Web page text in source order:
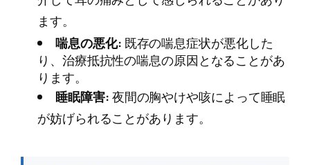
ます。
喘息の悪化: 既存の喘息症状が悪化した
り、治療抵抗性の喘息の原因となることがあ
ります。
睡眠障害:夜間の胸やけや咳によって睡眠
が妨げられることがあります。